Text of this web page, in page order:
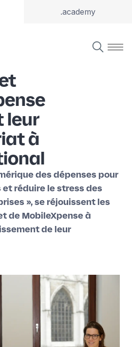
.academy
leur
à
des dépenses pour
réduire le stress des
», se réjouissent les
de MobileXpense à
de leur